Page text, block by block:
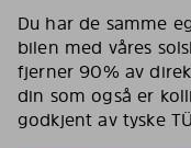
Du har de samme
bilen med våres
fjerner 90% av
din som også er
godkjent av tyske